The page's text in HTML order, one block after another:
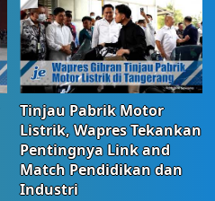
Tinjau Pabrik Motor
Listrik, Wapres Tekankan
Pentingnya Link and
Match Pendidikan dan
Industri